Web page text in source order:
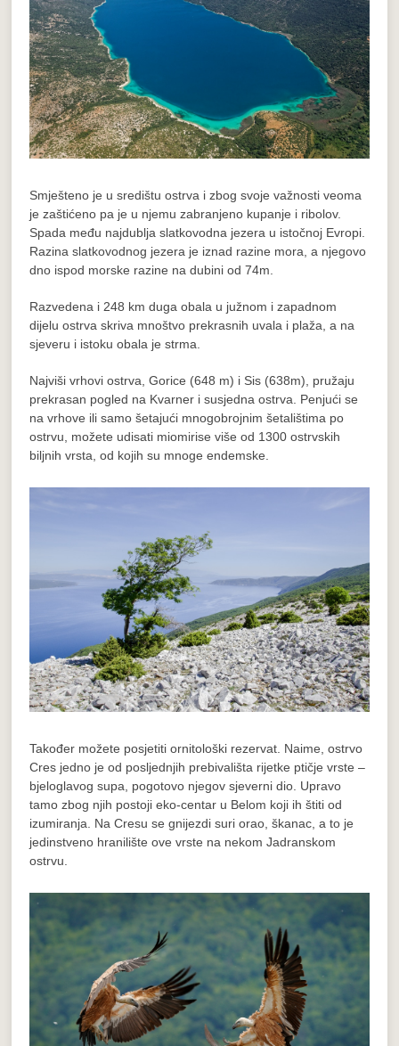
Smješteno je u središtu ostrva i zbog svoje važnosti veoma
je zaštićeno pa je u njemu zabranjeno kupanje i ribolov.
Spada među najdublja slatkovodna jezera u istočnoj Evropi.
Razina slatkovodnog jezera je iznad razine mora, a njegovo
dno ispod morske razine na dubini od 74m.
Razvedena i 248 km duga obala u južnom i zapadnom
dijelu ostrva skriva mnoštvo prekrasnih uvala i plaža, a na
sjeveru i istoku obala je strma.
Najviši vrhovi ostrva, Gorice (648 m) i Sis (638m), pružaju
prekrasan pogled na Kvarner i susjedna ostrva. Penjući se
na vrhove ili samo šetajući mnogobrojnim šetalištima po
ostrvu, možete udisati miomirise više od 1300 ostrvskih
biljnih vrsta, od kojih su mnoge endemske.
Također možete posjetiti ornitološki rezervat. Naime, ostrvo
Cres jedno je od posljednjih prebivališta rijetke ptičje vrste –
bjeloglavog supa, pogotovo njegov sjeverni dio. Upravo
tamo zbog njih postoji eko-centar u Belom koji ih štiti od
izumiranja. Na Cresu se gnijezdi suri orao, škanac, a to je
jedinstveno hranilište ove vrste na nekom Jadranskom
ostrvu.